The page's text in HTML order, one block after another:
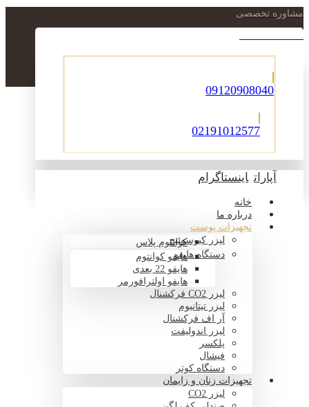
مشاوره تخصصی
09120908040
02191012577
آپارات اینستاگرام
خانه
درباره ما
تجهیزات پوست
لیزر کیوسوئیچکوانتوم پلاس
دستگاه هایفوهایفو کوانتوم
هایفو 22 بعدی
هایفو اولترافورمر
لیزر CO2 فرکشنال
لیزر تیتانیوم
آر اف فرکشنال
لیزر اندولیفت
پلکسر
فیشال
دستگاه کوتر
تجهیزات زنان و زایمان
لیزر CO2